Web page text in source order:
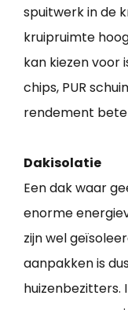
spuitwerk in de
kruipruimte
kan kiezen voor
chips, PUR
rendement
Dakisolatie
Een dak waar
enorme
zijn wel
aanpakken is
huizenbezitters.